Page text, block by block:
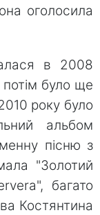
оголосила
в 2008
потім було ще
року було
альбом
пісню з
"Золотий
багато
Костянтина